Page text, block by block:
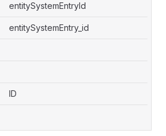
entitySystemEntryId
entitySystemEntry_id
ID